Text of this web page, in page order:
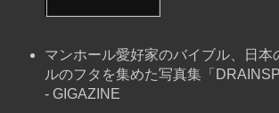
マンホール愛好家のバイブル、日本
ルのフタを集めた写真集「
- GIGAZINE